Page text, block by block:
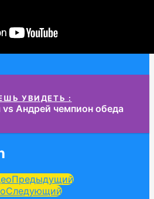
УВИДЕТЬ :
vs Андрей чемпион обеда
Предыдущий
Следующий